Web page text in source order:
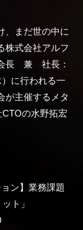
、まだ世の中に
株式会社アルフ
会長 兼 社長：
に行われる一
が主催するメタ
の水野拓宏
ン】業務課題
ト」